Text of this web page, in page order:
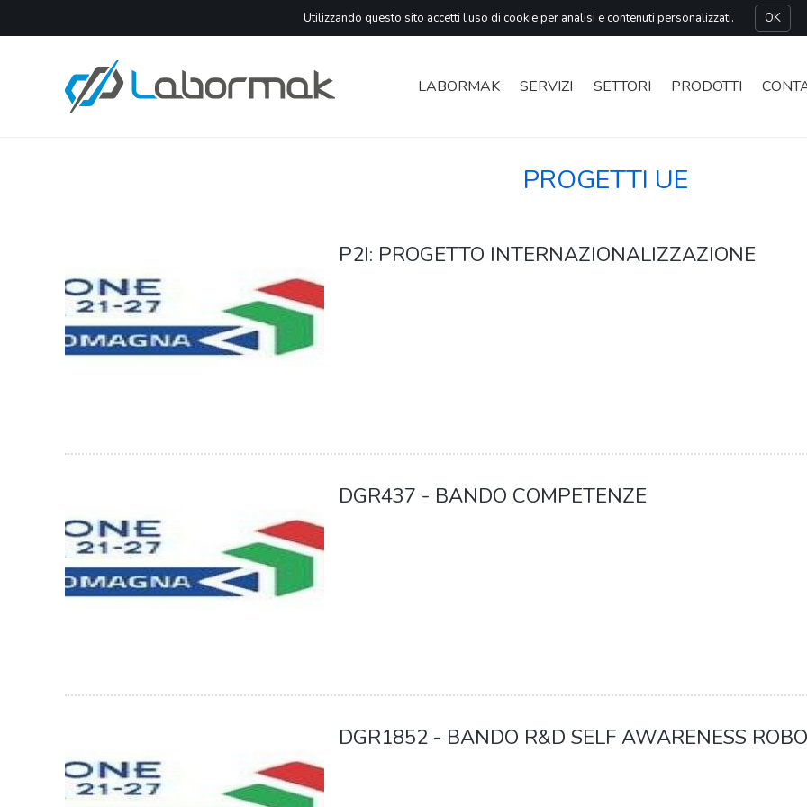
Utilizzando questo sito accetti l’uso di cookie per analisi e contenuti personalizzati. OK
LABORMAK SERVIZI SETTORI PRODOTTI
COMPONENTI PER
PROGETTI UE
P2I: PROGETTO INTERNAZIONALIZZAZIONE
DGR437 - BANDO COMPETENZE
DGR1852 - BANDO R&D SELF AWARENESS